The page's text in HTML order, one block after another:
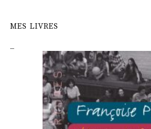
MES LIVRES